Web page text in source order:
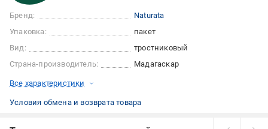
Бренд:
Naturata
Упаковка:
пакет
Вид:
тростниковый
Страна-производитель:
Мадагаскар
Все характеристики
Условия обмена и возврата товара